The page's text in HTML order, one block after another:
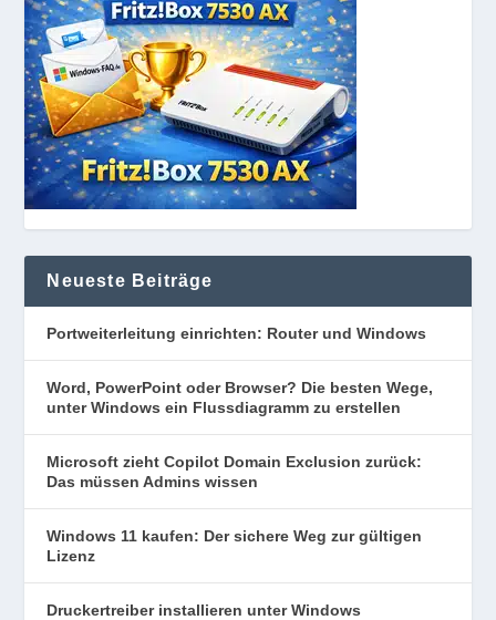
Neueste Beiträge
Portweiterleitung einrichten: Router und Windows
Word, PowerPoint oder Browser? Die besten Wege,
unter Windows ein Flussdiagramm zu erstellen
Microsoft zieht Copilot Domain Exclusion zurück:
Das müssen Admins wissen
Windows 11 kaufen: Der sichere Weg zur gültigen
Lizenz
Druckertreiber installieren unter Windows